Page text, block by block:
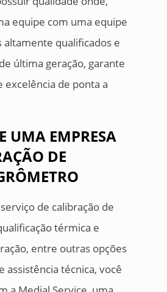
equipe com uma equipe
altamente qualificados e
última geração, garante
excelência de ponta a
UMA EMPRESA
DE
de calibração de
térmica e
entre outras opções
assistência técnica, você